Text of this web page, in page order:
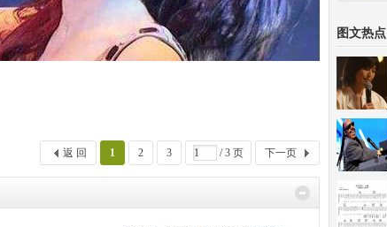
1 2 3 / 3 页 下一页
返 回
图文热点